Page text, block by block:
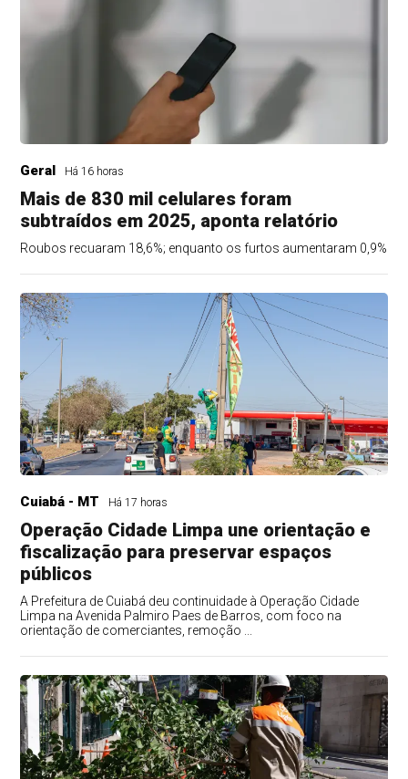
Geral Há 16 horas
Mais de 830 mil celulares foram
subtraídos em 2025, aponta relatório
Roubos recuaram 18,6%; enquanto os furtos aumentaram 0,9%
Cuiabá - MT Há 17 horas
Operação Cidade Limpa une orientação e
fiscalização para preservar espaços
públicos
A Prefeitura de Cuiabá deu continuidade à Operação Cidade
Limpa na Avenida Palmiro Paes de Barros, com foco na
orientação de comerciantes, remoção ...